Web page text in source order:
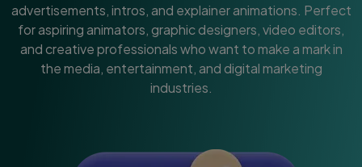
advertisements, intros, and explainer animations. Perfect
for aspiring animators, graphic designers, video editors,
and creative professionals who want to make a mark in
the media, entertainment, and digital marketing
industries.